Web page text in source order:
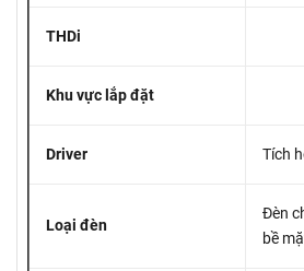
THDi
Khu vực lắp đặt
Driver Tích
Loại đèn
Đèn
bề